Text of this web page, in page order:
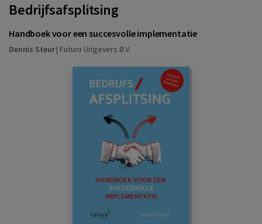
Bedrijfsafsplitsing
Handboek voor een succesvolle implementatie
Dennis Steur| Futuro Uitgevers B.V.